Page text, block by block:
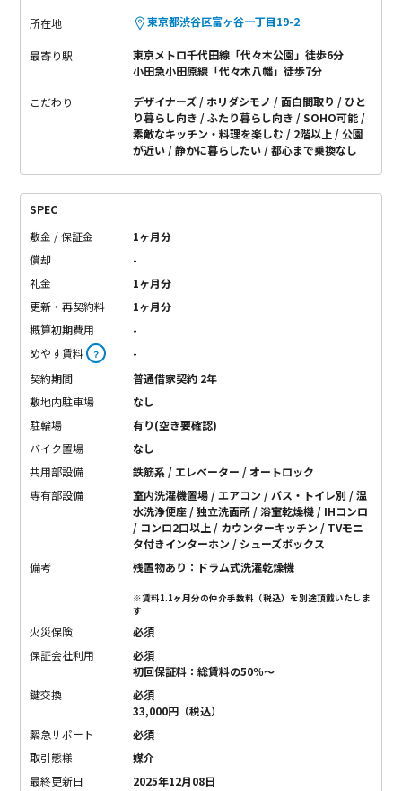
所在地 東京都渋谷区富ヶ谷一丁目19-2
最寄り駅
東京メトロ千代田線「代々木公園」徒歩6分
小田急小田原線「代々木八幡」徒歩7分
こだわり デザイナーズ ホリダシモノ 面白間取り
ひと
り暮らし向き
ふたり暮らし向き
SOHO可能
素敵なキッチン・料理を楽しむ
2階以上
公園
が近い
静かに暮らしたい 都心まで乗換なし
SPEC
敷金 / 保証金
1ヶ月分
償却
-
礼金
1ヶ月分
更新・再契約料
1ヶ月分
概算初期費用
-
めやす賃料 ？
-
契約期間
普通借家契約 2年
敷地内駐車場
なし
駐輪場
有り(空き要確認)
バイク置場
なし
共用部設備
鉄筋系 / エレベーター / オートロック
専有部設備
室内洗濯機置場 / エアコン / バス・トイレ別 / 温
水洗浄便座 / 独立洗面所 / 浴室乾燥機 / IHコンロ
/ コンロ2口以上 / カウンターキッチン / TVモニ
タ付きインターホン / シューズボックス
備考
残置物あり：ドラム式洗濯乾燥機
※賃料1.1ヶ月分の仲介手数料（税込）を別途頂戴いたしま
す
火災保険
必須
保証会社利用
必須
初回保証料：総賃料の50％〜
鍵交換
必須
33,000円（税込）
緊急サポート
必須
取引態様
媒介
最終更新日
2025年12月08日